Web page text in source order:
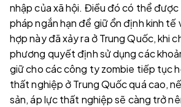
nhập của xã hội. Điều đó có thể được
pháp ngắn hạn để giữ ổn định kinh tế
hợp này đã xảy ra ở Trung Quốc, khi
phương quyết định sử dụng các
giữ cho các công ty zombie tiếp tục
thất nghiệp ở Trung Quốc quá cao,
sản, áp lực thất nghiệp sẽ càng trở